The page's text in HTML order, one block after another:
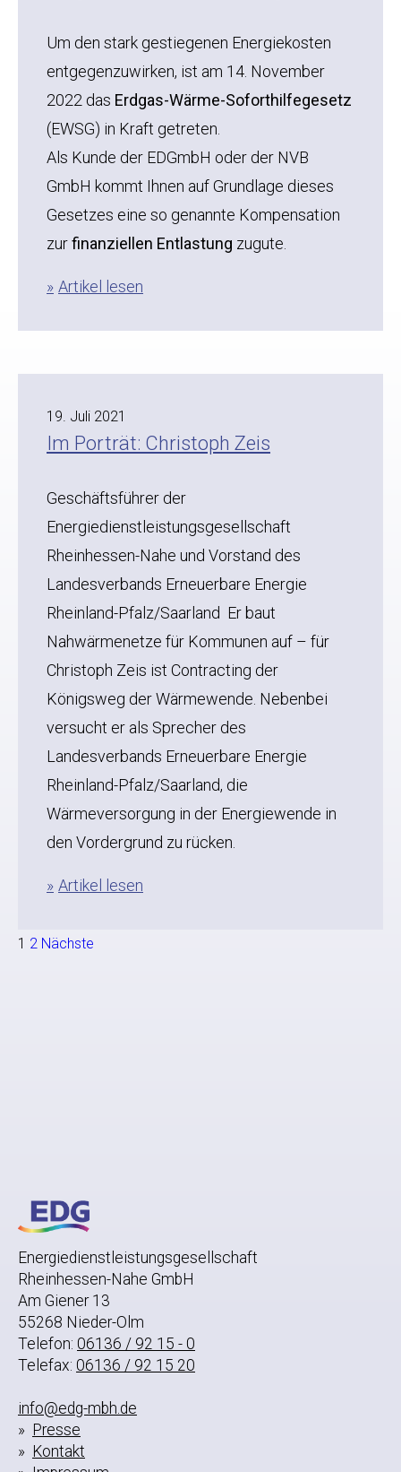
Um den stark gestiegenen Energiekosten
entgegenzuwirken, ist am 14. November
2022 das Erdgas-Wärme-Soforthilfegesetz
(EWSG) in Kraft getreten.
Als Kunde der EDGmbH oder der NVB
GmbH kommt Ihnen auf Grundlage dieses
Gesetzes eine so genannte Kompensation
zurfinanziellen Entlastung zugute.
Artikel lesen
19. Juli 2021
Im Porträt: Christoph Zeis
Geschäftsführer der
Energiedienstleistungsgesellschaft
Rheinhessen-Nahe und Vorstand des
Landesverbands Erneuerbare Energie
Rheinland-Pfalz/Saarland Er baut
Nahwärmenetze für Kommunen auf – für
Christoph Zeis ist Contracting der
Königsweg der Wärmewende. Nebenbei
versucht er als Sprecher des
Landesverbands Erneuerbare Energie
Rheinland-Pfalz/Saarland, die
Wärmeversorgung in der Energiewende in
den Vordergrund zu rücken.
Artikel lesen
S
r
i
e
r
u
n
g
d
e
1 2 Nächste
Energiedienstleistungsgesellschaft
Rheinhessen-Nahe GmbH
Am Giener 13
55268 Nieder-Olm
Telefon: 06136 / 92 15 - 0
Telefax: 06136 / 92 15 20
info@edg-mbh.de
Presse
Kontakt